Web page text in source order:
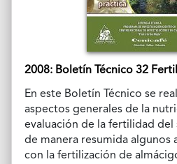
2008: Boletín Técnico 32
En este Boletín Técnico se
aspectos generales de la
evaluación de la fertilidad del
de manera resumida algunos
con la fertilización de